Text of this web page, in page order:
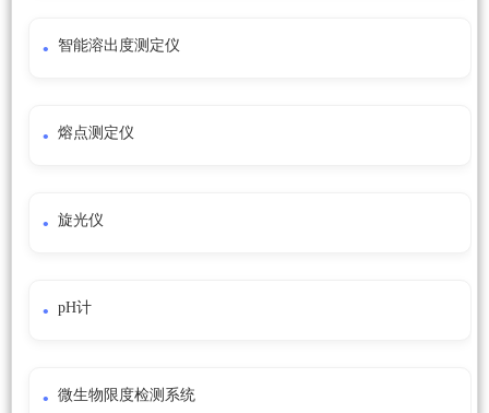
智能溶出度测定仪
熔点测定仪
旋光仪
pH计
微生物限度检测系统